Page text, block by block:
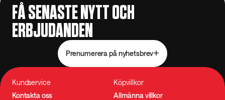
FÅ SENASTE NYTT OCH
ERBJUDANDEN
Prenumerera på nyhetsbrev
Kundservice
Kontakta oss
Köpvillkor
Allmänna villkor